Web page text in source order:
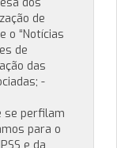
de
o “Notícias
de
das
-
se perfilam
para o
e da